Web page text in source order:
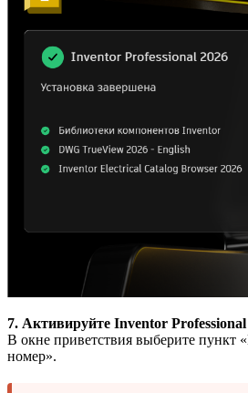
7. Активируйте Inventor Professional
В окне приветствия выберите пункт
номер».